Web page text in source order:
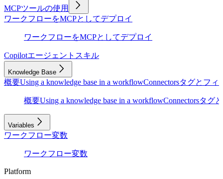
MCPツールの使用
ワークフローをMCPとしてデプロイ
ワークフローをMCPとしてデプロイ
Copilotエージェントスキル
Knowledge Base
概要Using a knowledge base in a workflowConnectorsタグとフィ
概要Using a knowledge base in a workflowConnectorsタグ
Variables
ワークフロー変数
ワークフロー変数
Platform